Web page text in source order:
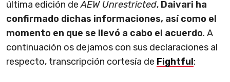
última edición deAEW Unrestricted, Daivari ha
confirmado dichas informaciones, así como el
momento en que se llevó a cabo el acuerdo. A
continuación os dejamos con sus declaraciones al
respecto, transcripción cortesía de Fightful: